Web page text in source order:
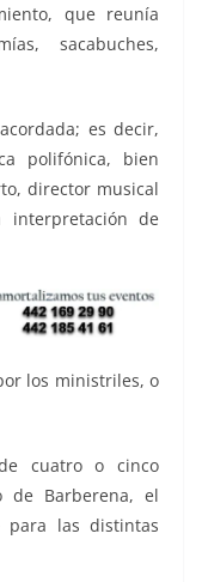
que reunía
sacabuches,
es decir,
polifónica, bien
director musical
interpretación de
los ministriles, o
cuatro o cinco
de Barberena, el
para las distintas